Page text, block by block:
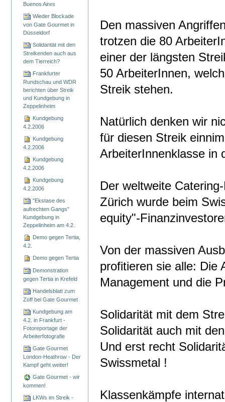
Buenos Aires
Wieder Blockade
von Gate Gourmet in
Düsseldorf
Solidarität mit den
Streikenden auch aus
dem Tierreich?
Frankfurter
Rundschau und WDR
berichten über Streik
und Kundgebung in
Zeppelinheim
Kundgebung
4.2.2006
Kundgebung
4.2.2006
Kundgebung
4.2.2006
Kundgebung
4.2.2006
"Ekstase des
aufrechten Gangs"
Kundgebung in
Zeppelinheim am 4.2.
Demo gegen Tertia,
4.2.
Demo gegen Tertia
Demonstration
gegen Tertia in Krefeld
Handelsblatt zum
Zoff bei Gate Gourmet
Kundgebung am
4.2. in Frankfurt -
Fotoreportage der
Arbeiterfotografie
Gate Gourmet
London-Heathrow - Der
Kampf geht weiter!
Gate Gourmet - wir
kommen!
LKWs im Streik -
Den massiven
trotzen die 80
einer der längsten
50 ArbeiterInnen,
Streik stehen.
Natürlich denken wir
für diesen Streik
ArbeiterInnenklasse in
Der weltweite
Zürich wurde beim
equity"-
Von der massiven
profitieren sie alle: Die
Management und die
Solidarität mit dem
Solidarität auch mit
Und erst recht
Swissmetal !
Klassenkämpfe